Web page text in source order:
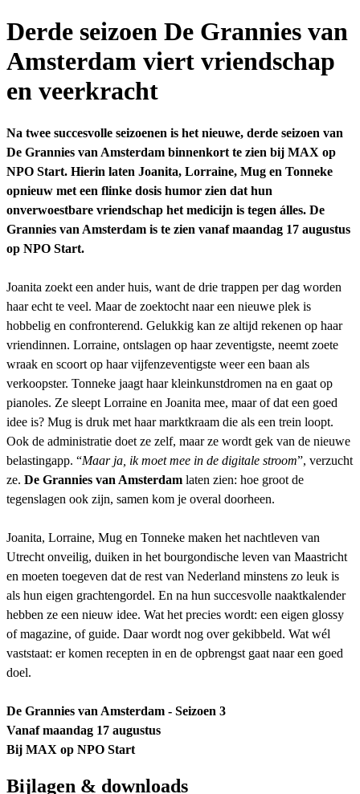
Derde seizoen De Grannies van
Amsterdam viert vriendschap
en veerkracht
Na twee succesvolle seizoenen is het nieuwe, derde seizoen van
De Grannies van Amsterdam binnenkort te zien bij MAX op
NPO Start. Hierin laten Joanita, Lorraine, Mug en Tonneke
opnieuw met een flinke dosis humor zien dat hun
onverwoestbare vriendschap het medicijn is tegen álles. De
Grannies van Amsterdam is te zien vanaf maandag 17 augustus
op NPO Start.
Joanita zoekt een ander huis, want de drie trappen per dag worden
haar echt te veel. Maar de zoektocht naar een nieuwe plek is
hobbelig en confronterend. Gelukkig kan ze altijd rekenen op haar
vriendinnen. Lorraine, ontslagen op haar zeventigste, neemt zoete
wraak en scoort op haar vijfenzeventigste weer een baan als
verkoopster. Tonneke jaagt haar kleinkunstdromen na en gaat op
pianoles. Ze sleept Lorraine en Joanita mee, maar of dat een goed
idee is? Mug is druk met haar marktkraam die als een trein loopt.
Ook de administratie doet ze zelf, maar ze wordt gek van de nieuwe
belastingapp. “Maar ja, ik moet mee in de digitale stroom”, verzucht
ze. De Grannies van Amsterdam laten zien: hoe groot de
tegenslagen ook zijn, samen kom je overal doorheen.
Joanita, Lorraine, Mug en Tonneke maken het nachtleven van
Utrecht onveilig, duiken in het bourgondische leven van Maastricht
en moeten toegeven dat de rest van Nederland minstens zo leuk is
als hun eigen grachtengordel. En na hun succesvolle naaktkalender
hebben ze een nieuw idee. Wat het precies wordt: een eigen glossy
of magazine, of guide. Daar wordt nog over gekibbeld. Wat wél
vaststaat: er komen recepten in en de opbrengst gaat naar een goed
doel.
De Grannies van Amsterdam - Seizoen 3
Vanaf maandag 17 augustus
Bij MAX op NPO Start
Bijlagen & downloads